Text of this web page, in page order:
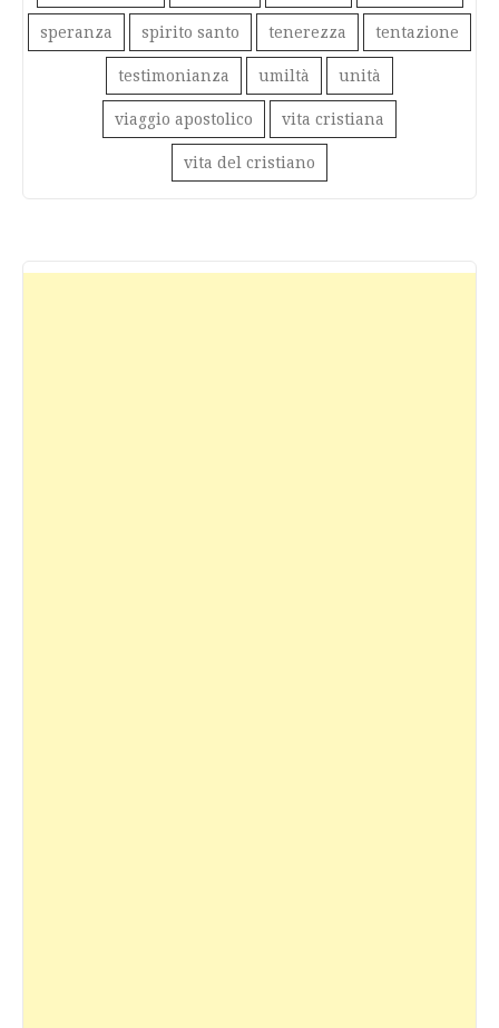
speranza spirito santo tenerezza tentazione
testimonianza umiltà unità
viaggio apostolico vita cristiana
vita del cristiano